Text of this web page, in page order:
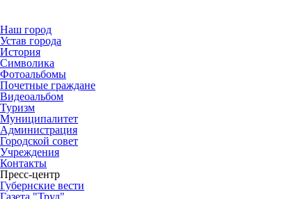
Наш город
Устав города
История
Символика
Фотоальбомы
Почетные граждане
Видеоальбом
Туризм
Муниципалитет
Администрация
Городской совет
Учреждения
Контакты
Пресс-центр
Губернские вести
Газета "Труд"